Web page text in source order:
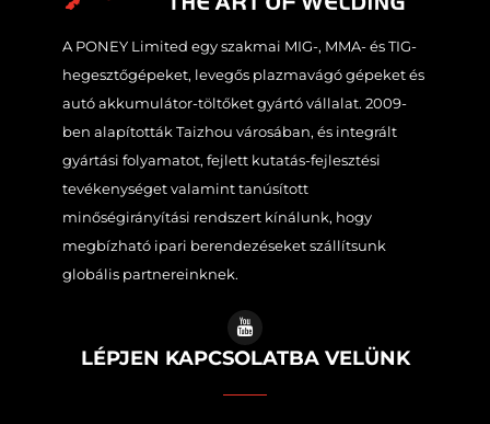
A PONEY Limited egy szakmai MIG-, MMA- és TIG-
hegesztőgépeket, levegős plazmavágó gépeket és
autó akkumulátor-töltőket gyártó vállalat. 2009-
ben alapították Taizhou városában, és integrált
gyártási folyamatot, fejlett kutatás-fejlesztési
tevékenységet valamint tanúsított
minőségirányítási rendszert kínálunk, hogy
megbízható ipari berendezéseket szállítsunk
globális partnereinknek.
LÉPJEN KAPCSOLATBA VELÜNK